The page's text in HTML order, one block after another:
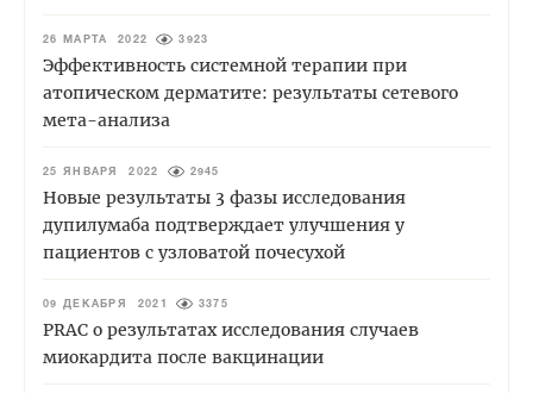
26 МАРТА 2022 3923
Эффективность системной терапии при
атопическом дерматите: результаты сетевого
мета-анализа
25 ЯНВАРЯ 2022 2945
Новые результаты 3 фазы исследования
дупилумаба подтверждает улучшения у
пациентов с узловатой почесухой
09 ДЕКАБРЯ 2021 3375
PRAC о результатах исследования случаев
миокардита после вакцинации